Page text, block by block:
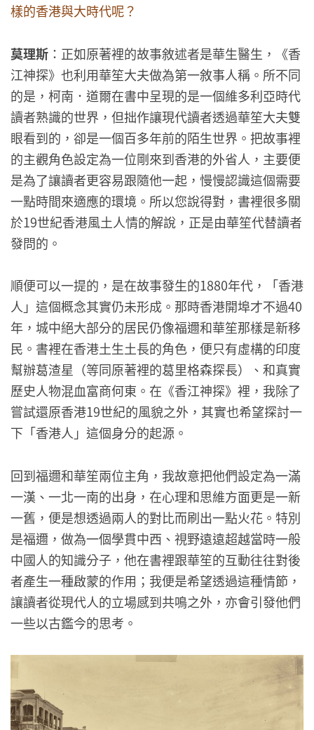
樣的香港與大時代呢？
莫理斯 ：正如原著裡的故事敘述者是華生醫生，《香
江神探》也利用華笙大夫做為第一敘事人稱。所不同
的是，柯南．道爾在書中呈現的是一個維多利亞時代
讀者熟識的世界，但拙作讓現代讀者透過華笙大夫雙
眼看到的，卻是一個百多年前的陌生世界。把故事裡
的主觀角色設定為一位剛來到香港的外省人，主要便
是為了讓讀者更容易跟隨他一起，慢慢認識這個需要
一點時間來適應的環境。所以您說得對，書裡很多關
於19世紀香港風土人情的解說，正是由華笙代替讀者
發問的。
順便可以一提的，是在故事發生的1880年代，「香港
人」這個概念其實仍未形成。那時香港開埠才不過40
年，城中絕大部分的居民仍像福邇和華笙那樣是新移
民。書裡在香港土生土長的角色，便只有虛構的印度
幫辦葛渣星（等同原著裡的葛里格森探長）、和真實
歷史人物混血富商何東。在《香江神探》裡，我除了
嘗試還原香港19世紀的風貌之外，其實也希望探討一
下「香港人」這個身分的起源。
回到福邇和華笙兩位主角，我故意把他們設定為一滿
一漢、一北一南的出身，在心理和思維方面更是一新
一舊，便是想透過兩人的對比而刷出一點火花。特別
是福邇，做為一個學貫中西、視野遠遠超越當時一般
中國人的知識分子，他在書裡跟華笙的互動往往對後
者產生一種啟蒙的作用；我便是希望透過這種情節，
讓讀者從現代人的立場感到共鳴之外，亦會引發他們
一些以古鑑今的思考。